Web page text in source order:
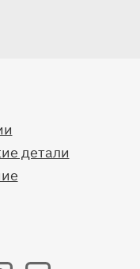
детали